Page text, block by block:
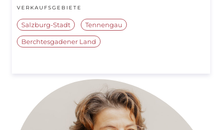
VERKAUFSGEBIETE
Salzburg-Stadt Tennengau
Berchtesgadener Land